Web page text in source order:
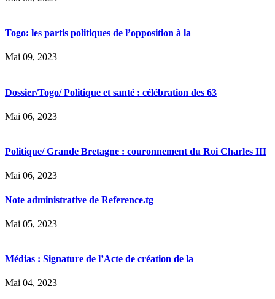
Togo: les partis politiques de l’opposition à la
Mai 09, 2023
Dossier/Togo/ Politique et santé : célébration des 63
Mai 06, 2023
Politique/ Grande Bretagne : couronnement du Roi Charles III
Mai 06, 2023
Note administrative de Reference.tg
Mai 05, 2023
Médias : Signature de l’Acte de création de la
Mai 04, 2023